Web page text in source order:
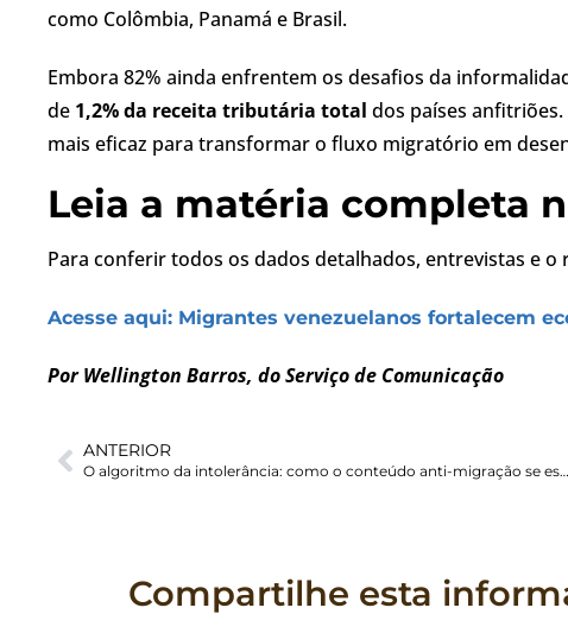
como Colômbia, Panamá e Brasil.
Embora 82% ainda enfrentem os desafios da
de 1,2% da receita tributária total dos países
mais eficaz para transformar o fluxo migratório em
Leia a matéria completa
Para conferir todos os dados detalhados, entrevistas e
Acesse aqui: Migrantes venezuelanos fortalecem
Por Wellington Barros, do Serviço de Comunicação
ANTERIOR
O algoritmo da intolerância: como o conteúdo anti-migração se espalha?
Compartilhe esta